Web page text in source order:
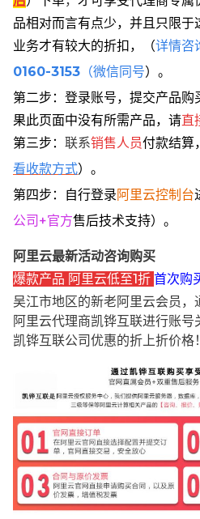
品相对而言有点少，并且只限
业务才有较大的折扣，
（详情咨
0160-3153 （微信同号）。
第二步：登录账号，提交产品购
果此页面中没有所需产品，请直
第三步： 联系销售人员付款结算
看收款方式）。
第四步：自行登录阿里云控制台
公司+官方售后技术支持）。
阿里云最新活动咨询购买
爆款产品 阿里云低至1折 首次购
吴江市地区的新老阿里云会员，
阿里云代理商凯铧互联进行账号
凯铧互联公司优惠的折上折价格！